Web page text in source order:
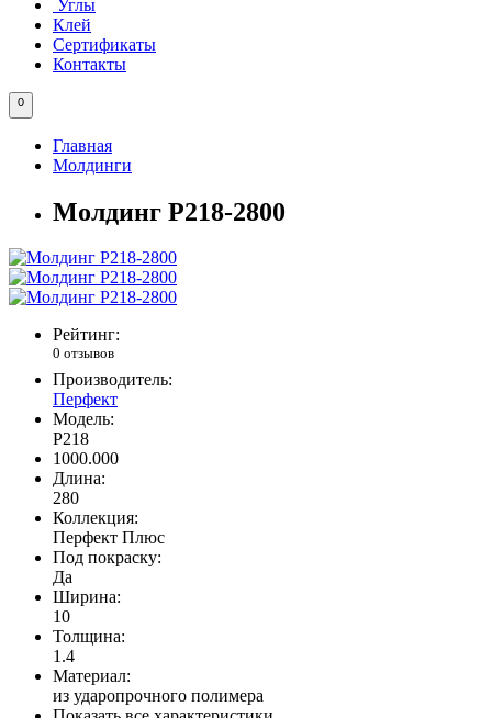
Углы
Клей
Сертификаты
Контакты
0
Главная
Молдинги
Молдинг P218-2800
Рейтинг:
0 отзывов
Производитель:
Перфект
Модель:
P218
1000.000
Длина:
280
Коллекция:
Перфект Плюс
Под покраску:
Да
Ширина:
10
Толщина:
1.4
Материал:
из ударопрочного полимера